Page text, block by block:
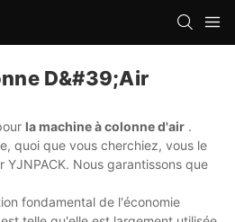
D&#39;air
la machine à colonne d'air .
quoi que vous cherchiez, vous le
Nous garantissons que
fondamental de l'économie